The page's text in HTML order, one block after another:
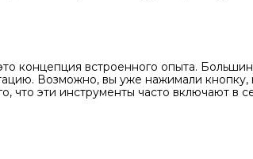
концепция встроенного опыта.
Возможно, вы уже нажимали
что эти инструменты часто включают